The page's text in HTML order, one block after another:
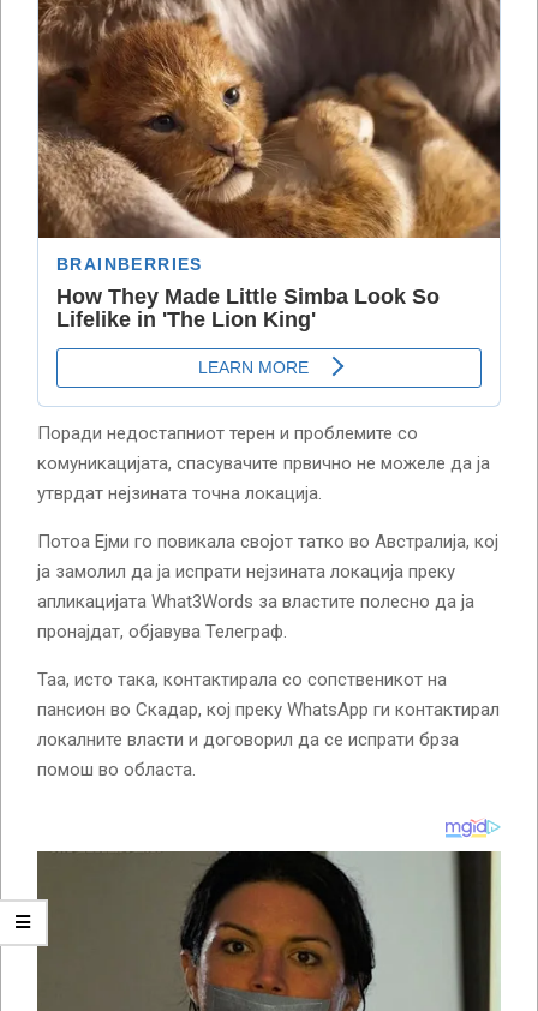
Поради недостапниот терен и проблемите со
комуникацијата, спасувачите првично не можеле да ја
утврдат нејзината точна локација.
Потоа Ејми го повикала својот татко во Австралија, кој
ја замолил да ја испрати нејзината локација преку
апликацијата What3Words за властите полесно да ја
пронајдат, објавува Телеграф.
Таа, исто така, контактирала со сопственикот на
пансион во Скадар, кој преку WhatsApp ги контактирал
локалните власти и договорил да се испрати брза
помош во областа.